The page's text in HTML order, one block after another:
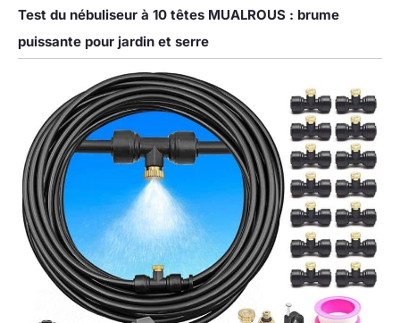
Test du nébuliseur à 10 têtes MUALROUS : brume
puissante pour jardin et serre